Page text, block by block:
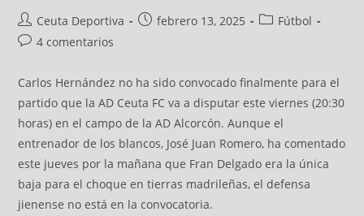
Ceuta Deportiva febrero 13, 2025
Fútbol
4 comentarios
Carlos Hernández no ha sido convocado finalmente para el
partido que la AD Ceuta FC va a disputar este viernes (20:30
horas) en el campo de la AD Alcorcón. Aunque el
entrenador de los blancos, José Juan Romero, ha comentado
este jueves por la mañana que Fran Delgado era la única
baja para el choque en tierras madrileñas, el defensa
jienense no está en la convocatoria.